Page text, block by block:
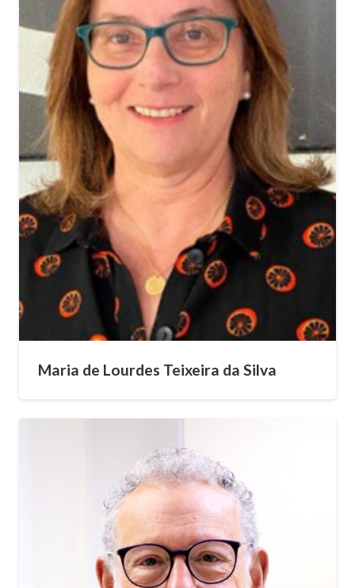
Maria de Lourdes Teixeira da Silva